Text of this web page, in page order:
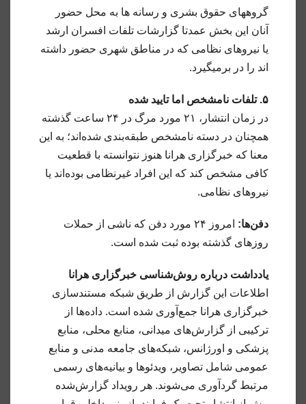
گروههای حقوق بشری و رسانه ها به محل حضور
آنان این بخش عمدتا گزارشات تلفات افسران ارشد
یا نیروهای نظامی که در مناطق شهری حضور داشته
اند را در برمیگیرد.
۵. تلفات نامشخص اما تایید شده
در زمان انتشار، ۲۱ مورد مرگ در ۲۴ ساعت گذشته
همچنان در دسته نامشخص طبقه‌بندی شده‌اند؛ به این
معنا که خبرگزاری هرانا هنوز نتوانسته با قطعیت
کافی مشخص کند که این افراد غیرنظامی بوده‌اند یا
نیروهای نظامی.
دفن‌ها:
امروز ۲۴ مورد دفن که ناشی از حملات
روزهای گذشته بوده ثبت شده است.
یادداشت درباره روش‌شناسی خبرگزاری هرانا
اطلاعات این گزارش از طریق شبکه مستندسازی
خبرگزاری هرانا جمع‌آوری شده است. داده‌ها از
ترکیبی از گزارش‌های میدانی، منابع محلی، منابع
پزشکی و اورژانس، شبکه‌های جامعه مدنی و منابع
عمومی شامل تصاویر، ویدئوها و بیانیه‌های رسمی
مرتبط گردآوری می‌شوند. هر رویداد گزارش‌شده